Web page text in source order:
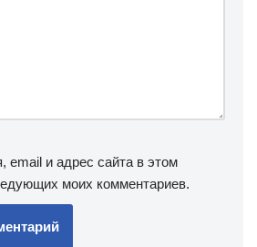
email и адрес сайта в этом
моих комментариев.